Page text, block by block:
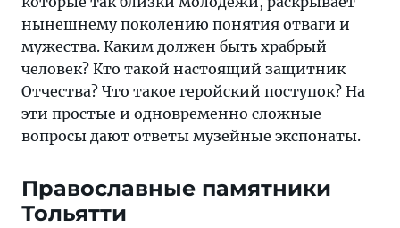
нынешнему поколению понятия отваги и
мужества. Каким должен быть храбрый
человек? Кто такой настоящий защитник
Отчества? Что такое геройский поступок? На
эти простые и одновременно сложные
вопросы дают ответы музейные экспонаты.
Православные памятники
Тольятти